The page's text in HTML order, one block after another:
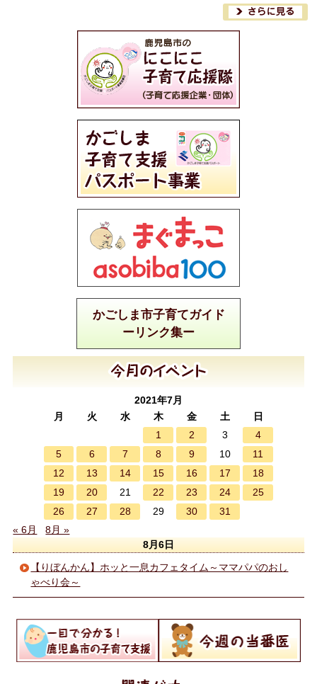
かごしま市子育てガイド
ーリンク集ー
2021年7月
月
火 水 木 金 土
日
1
2 3
4
5
6 7 8 9 10
11
12
13 14 15 16 17
18
19
20 21 22 23 24
25
26
27 28 29 30
31
« 6月
8月 »
8月6日
【りぼんかん】ホッと一息カフェタイム～ママパパのおし
ゃべり会～